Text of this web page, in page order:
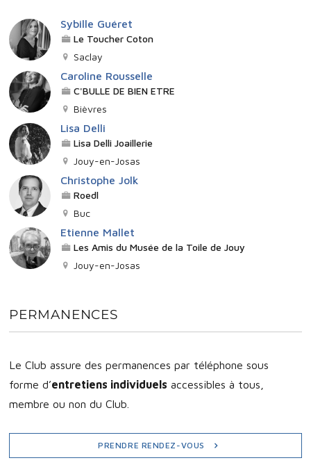
Sybille Guéret
Le Toucher Coton
Saclay
Caroline Rousselle
C'BULLE DE BIEN ETRE
Bièvres
Lisa Delli
Lisa Delli Joaillerie
Jouy-en-Josas
Christophe Jolk
Roedl
Buc
Etienne Mallet
Les Amis du Musée de la Toile de Jouy
Jouy-en-Josas
PERMANENCES
Le Club assure des permanences par téléphone sous
forme d’entretiens individuels accessibles à tous,
membre ou non du Club.
PRENDRE RENDEZ-VOUS